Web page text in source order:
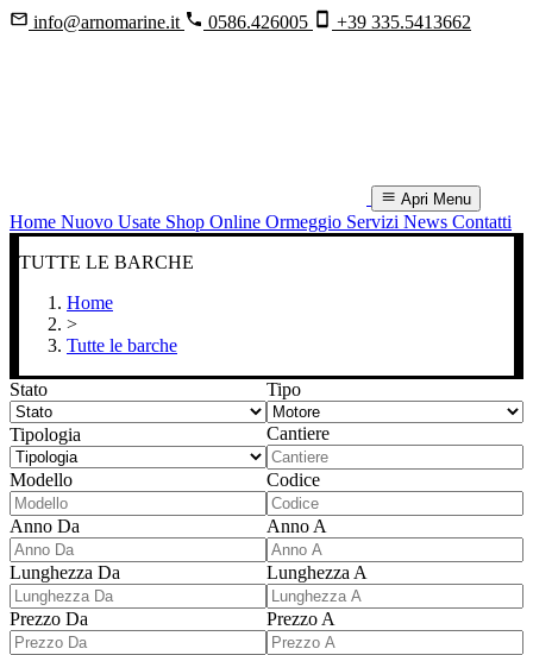
info@arnomarine.it 0586.426005 +39 335.5413662
Apri Menu
Home Nuovo Usate Shop Online Ormeggio Servizi News Contatti
TUTTE LE BARCHE
Home
>
Tutte le barche
Stato Tipo
Tipologia Cantiere
Modello Codice
Anno Da Anno A
Lunghezza Da Lunghezza A
Prezzo Da Prezzo A